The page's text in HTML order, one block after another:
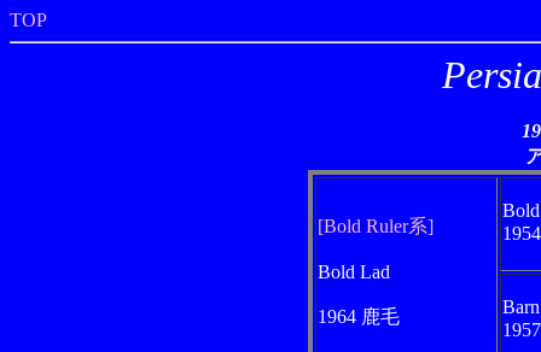
TOP
[Bold Ruler系]
Bold Lad
1964 鹿毛